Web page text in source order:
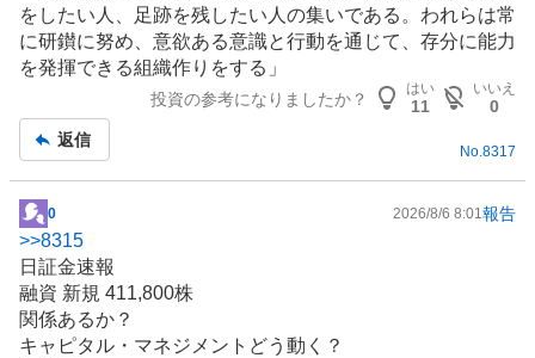
記
事
をしたい人、足跡を残したい人の集いである。われらは常
に研鑚に努め、意欲ある意識と行動を通じて、存分に能力
を発揮できる組織作りをする」
投資の参考になりましたか？
はい
11
いいえ
0
返信
No.8317
掲
示
板
記
事
0 2026/8/6 8:01報告
>>8315
日証金速報
融資 新規 411,800株
関係あるか？
キャピタル・マネジメントどう動く？